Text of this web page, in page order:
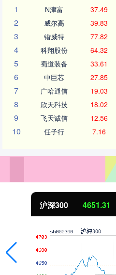
1
N津富 37.49
2 威尔高 39.83
3 锴威特 77.82
4 科翔股份 64.32
5 蜀道装备 33.61
6 中巨芯 27.85
7 广哈通信 19.03
8 欣天科技 18.02
9 飞天诚信 12.56
10 任子行 7.16
沪深300 4651.31